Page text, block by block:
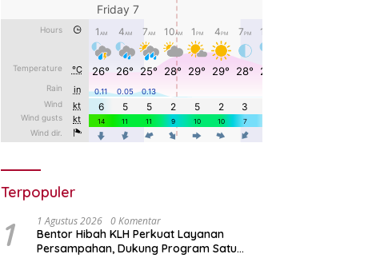
Terpopuler
1 1 Agustus 2026 0 Komentar
Bentor Hibah KLH Perkuat Layanan
Persampahan, Dukung Program Satu